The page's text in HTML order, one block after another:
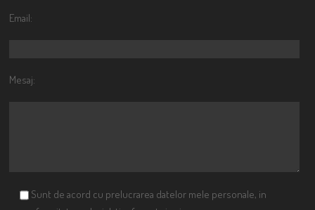
Email:
Mesaj:
Sunt de acord cu prelucrarea datelor mele personale, in